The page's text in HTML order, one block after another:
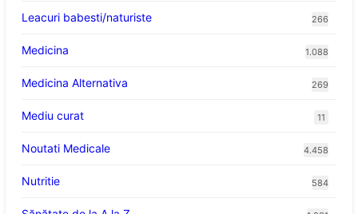
Leacuri babesti/naturiste 266
Medicina 1.088
Medicina Alternativa 269
Mediu curat 11
Noutati Medicale 4.458
Nutritie 584